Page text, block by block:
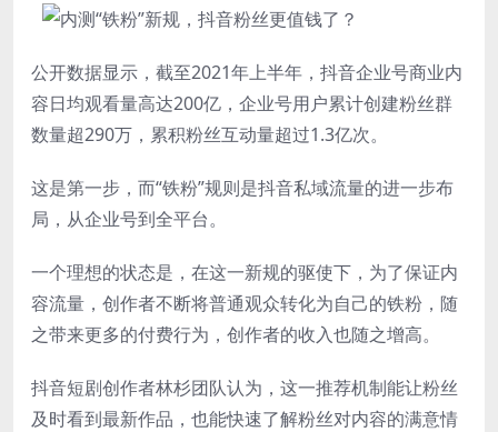
公开数据显示，截至2021年上半年，抖音企业号商业内
容日均观看量高达200亿，企业号用户累计创建粉丝群
数量超290万，累积粉丝互动量超过1.3亿次。
这是第一步，而“铁粉”规则是抖音私域流量的进一步布
局，从企业号到全平台。
一个理想的状态是，在这一新规的驱使下，为了保证内
容流量，创作者不断将普通观众转化为自己的铁粉，随
之带来更多的付费行为，创作者的收入也随之增高。
抖音短剧创作者林杉团队认为，这一推荐机制能让粉丝
及时看到最新作品，也能快速了解粉丝对内容的满意情